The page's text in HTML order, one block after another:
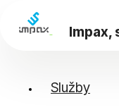
Impax,
Služby